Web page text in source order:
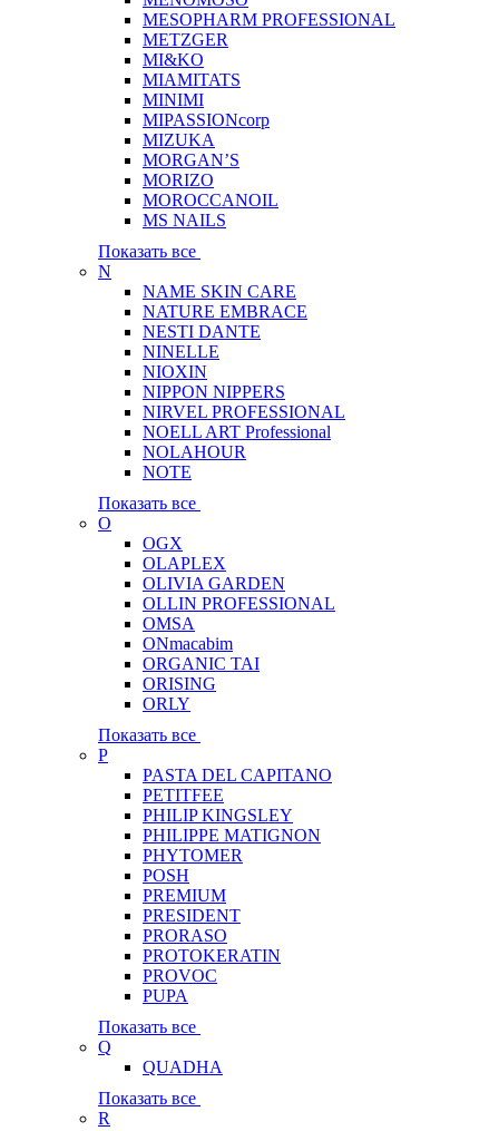
MESOPHARM PROFESSIONAL
METZGER
MI&KO
MIAMITATS
MINIMI
MIPASSIONcorp
MIZUKA
MORGAN’S
MORIZO
MOROCCANOIL
MS NAILS
Показать все
N
NAME SKIN CARE
NATURE EMBRACE
NESTI DANTE
NINELLE
NIOXIN
NIPPON NIPPERS
NIRVEL PROFESSIONAL
NOELL ART Professional
NOLAHOUR
NOTE
Показать все
O
OGX
OLAPLEX
OLIVIA GARDEN
OLLIN PROFESSIONAL
OMSA
ONmacabim
ORGANIC TAI
ORISING
ORLY
Показать все
P
PASTA DEL CAPITANO
PETITFEE
PHILIP KINGSLEY
PHILIPPE MATIGNON
PHYTOMER
POSH
PREMIUM
PRESIDENT
PRORASO
PROTOKERATIN
PROVOC
PUPA
Показать все
Q
QUADHA
Показать все
R